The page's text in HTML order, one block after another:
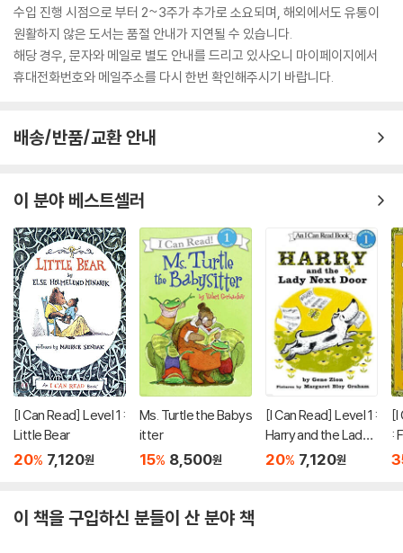
수입 진행 시점으로 부터 2~3주가 추가로 소요되며, 해외에서도 유통이
원활하지 않은 도서는 품절 안내가 지연될 수 있습니다.
해당 경우, 문자와 메일로 별도 안내를 드리고 있사오니 마이페이지에서
휴대전화번호와 메일주소를 다시 한번 확인해주시기 바랍니다.
배송/반품/교환 안내
이 분야 베스트셀러
[I Can Read] Level 1 :
Little Bear
20% 7,120원
Ms. Turtle the Babys
itter
15% 8,500원
[I Can Read] Level 1 :
Harry and the Lady
Next Door
20% 7,120원
[I
:
이 책을 구입하신 분들이 산 분야 책